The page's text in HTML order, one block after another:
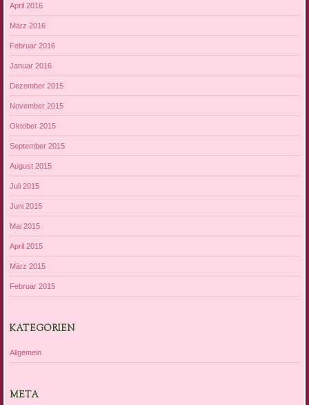
April 2016
März 2016
Februar 2016
Januar 2016
Dezember 2015
November 2015
Oktober 2015
September 2015
August 2015
Juli 2015
Juni 2015
Mai 2015
April 2015
März 2015
Februar 2015
KATEGORIEN
Allgemein
META